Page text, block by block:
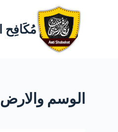
مُكَافِح
الوسم والارض